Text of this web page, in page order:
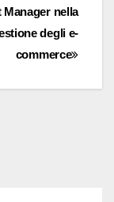
Manager nella
degli e-
commerce